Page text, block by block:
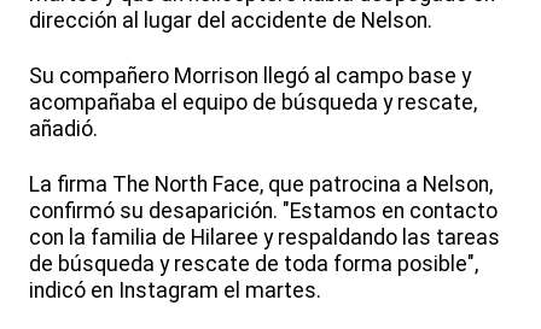
dirección al lugar del accidente de Nelson.
Su compañero Morrison llegó al campo base y
acompañaba el equipo de búsqueda y rescate,
añadió.
La firma The North Face, que patrocina a Nelson,
confirmó su desaparición. "Estamos en contacto
con la familia de Hilaree y respaldando las tareas
de búsqueda y rescate de toda forma posible",
indicó en Instagram el martes.